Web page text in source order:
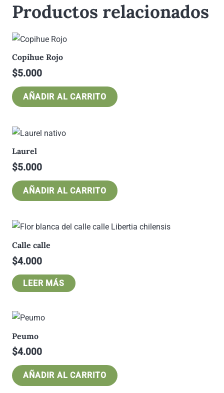
Productos relacionados
Copihue Rojo
$5.000
AÑADIR AL CARRITO
Laurel
$5.000
AÑADIR AL CARRITO
Calle calle
$4.000
LEER MÁS
Peumo
$4.000
AÑADIR AL CARRITO